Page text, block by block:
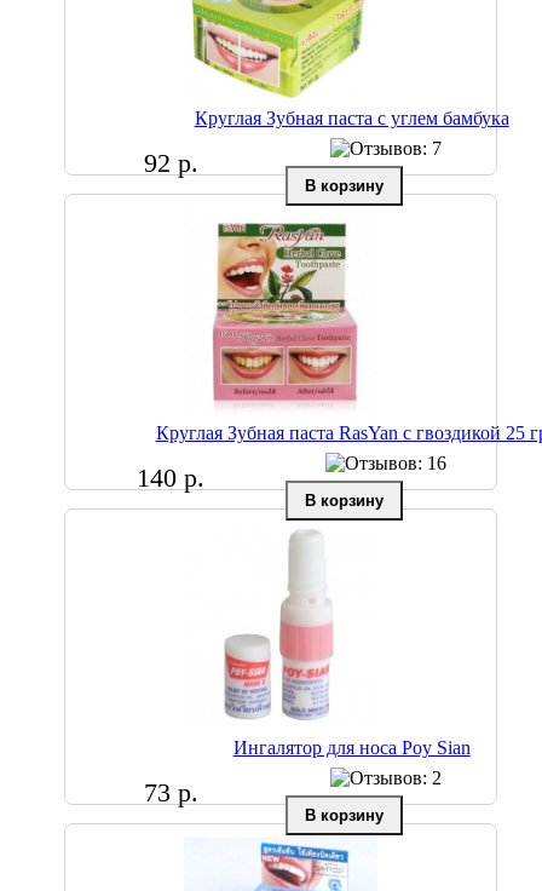
Круглая Зубная паста с углем бамбука
92 р.
Круглая Зубная паста RasYan с гвоздикой 25
140 р.
Ингалятор для носа Poy Sian
73 р.